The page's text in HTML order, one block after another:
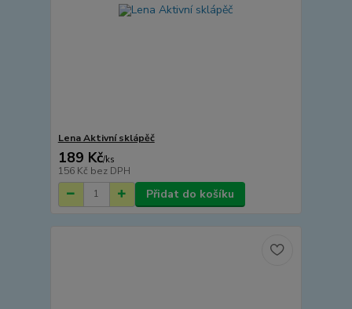
Lena Aktivní sklápěč
189 Kč/ks
156 Kč bez DPH
Přidat do košíku